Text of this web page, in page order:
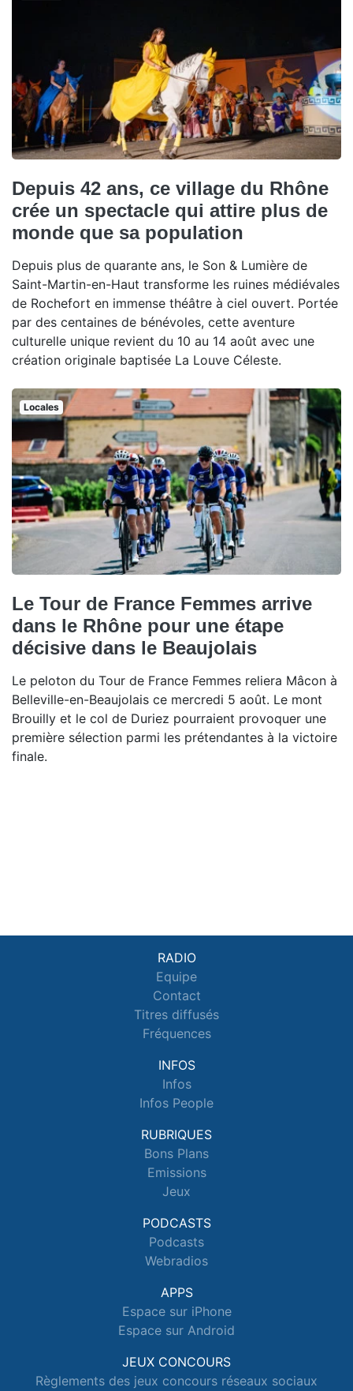
Depuis 42 ans, ce village du Rhône
crée un spectacle qui attire plus de
monde que sa population
Depuis plus de quarante ans, le Son & Lumière de
Saint-Martin-en-Haut transforme les ruines médiévales
de Rochefort en immense théâtre à ciel ouvert. Portée
par des centaines de bénévoles, cette aventure
culturelle unique revient du 10 au 14 août avec une
création originale baptisée La Louve Céleste.
Locales
Le Tour de France Femmes arrive
dans le Rhône pour une étape
décisive dans le Beaujolais
Le peloton du Tour de France Femmes reliera Mâcon à
Belleville-en-Beaujolais ce mercredi 5 août. Le mont
Brouilly et le col de Duriez pourraient provoquer une
première sélection parmi les prétendantes à la victoire
finale.
RADIO
Equipe
Contact
Titres diffusés
Fréquences
INFOS
Infos
Infos People
RUBRIQUES
Bons Plans
Emissions
Jeux
PODCASTS
Podcasts
Webradios
APPS
Espace sur iPhone
Espace sur Android
JEUX CONCOURS
Règlements des jeux concours réseaux sociaux